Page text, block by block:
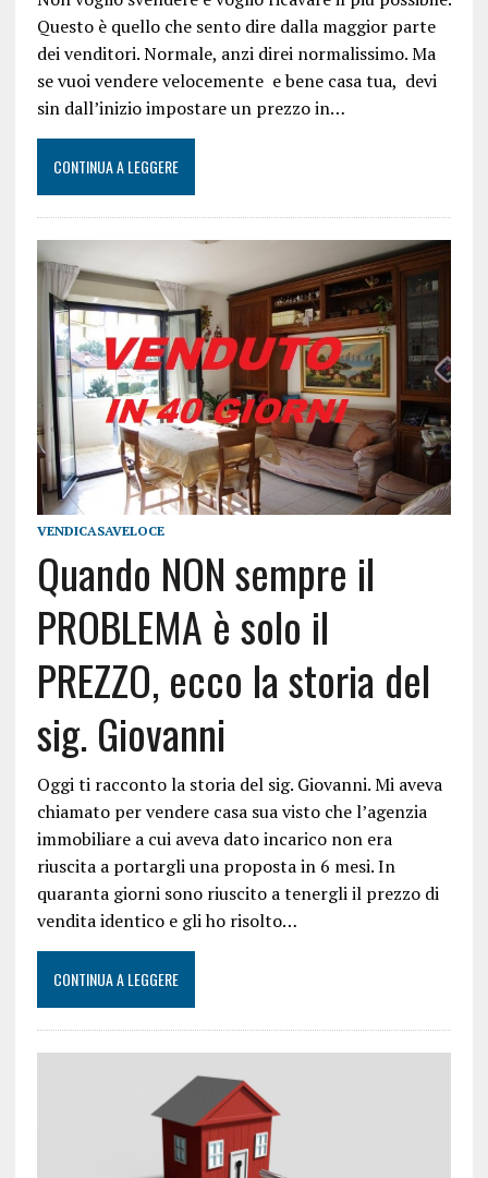
Questo è quello che sento dire dalla maggior parte
dei venditori. Normale, anzi direi normalissimo. Ma
se vuoi vendere velocemente e bene casa tua, devi
sin dall’inizio impostare un prezzo in…
CONTINUA A LEGGERE
VENDICASAVELOCE
Quando NON sempre il
PROBLEMA è solo il
PREZZO, ecco la storia del
sig. Giovanni
Oggi ti racconto la storia del sig. Giovanni. Mi aveva
chiamato per vendere casa sua visto che l’agenzia
immobiliare a cui aveva dato incarico non era
riuscita a portargli una proposta in 6 mesi. In
quaranta giorni sono riuscito a tenergli il prezzo di
vendita identico e gli ho risolto…
CONTINUA A LEGGERE